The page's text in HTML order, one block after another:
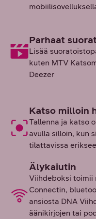
Parhaat
Lisää
kuten MTV
Deezer
Katso milloin
Tallenna ja katso
avulla silloin, kun
tilattavissa
Älykaiutin
Viihdeboksi toimii
Connectin,
ansiosta DNA
äänikirjojen tai